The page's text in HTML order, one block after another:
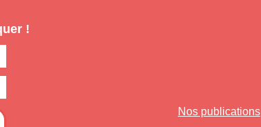
!
Nos publications